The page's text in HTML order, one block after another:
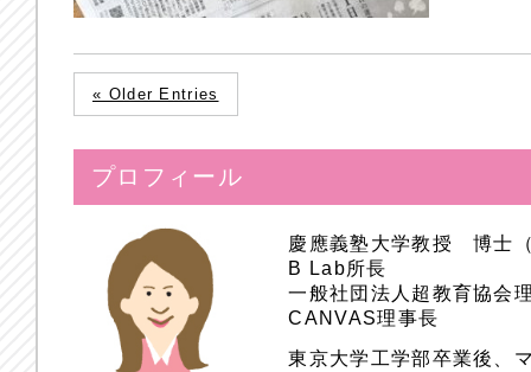
« Older Entries
プロフィール
慶應義塾大学教授 博士
B Lab所長
一般社団法人超教育協会
CANVAS理事長
東京大学工学部卒業後、